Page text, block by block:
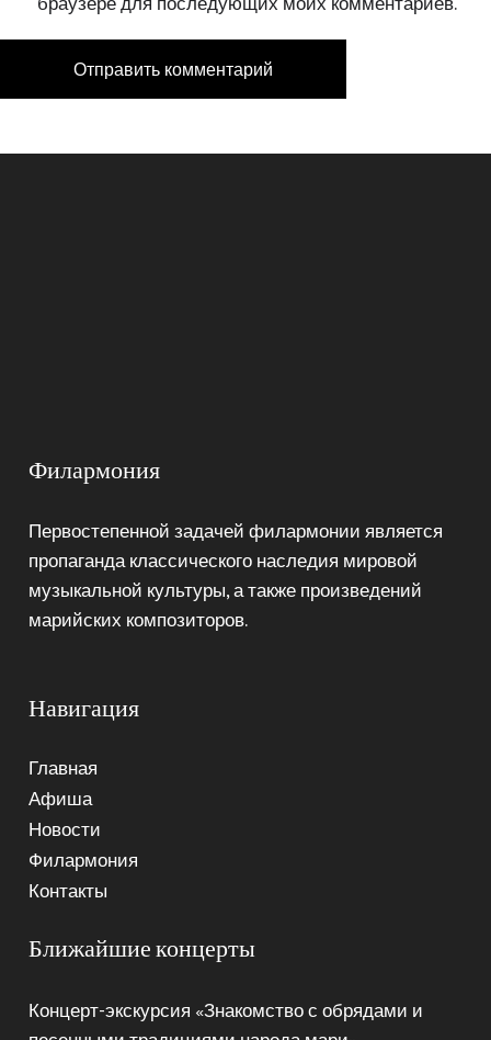
Отправить комментарий
Филармония
Первостепенной задачей филармонии является
пропаганда классического наследия мировой
музыкальной культуры, а также произведений
марийских композиторов.
Навигация
Главная
Афиша
Новости
Филармония
Контакты
Ближайшие концерты
Концерт-экскурсия «Знакомство с обрядами и